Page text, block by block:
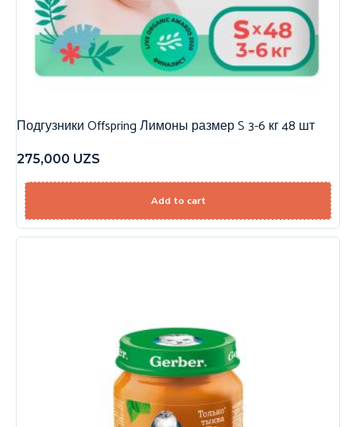
Подгузники Offspring Лимоны размер S 3-6 кг 48 шт
275,000 UZS
Add to cart